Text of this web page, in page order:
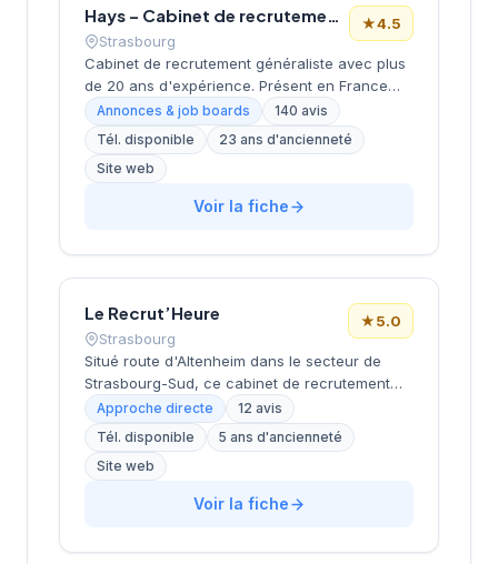
strasbourgeois.
Hays – Cabinet de recrutement Strasbourg
Strasbourg
★4.5
Cabinet de recrutement généraliste avec plus
de 20 ans d'expérience. Présent en France
avec 17 bureaux et plus de 600 experts.
Propose des accompagnements en
recrutement CDI, CDD/TT et freelance.
Positionnement généraliste couvrant tous les
secteurs et niveaux. Forte présence digitale
avec études de rémunérations et guides de
Annonces & job boards
140 avis
Tél. disponible
23 ans d'ancienneté
Site web
Voir la fiche
Le Recrut’Heure
Strasbourg
★5.0
Situé route d'Altenheim dans le secteur de
Strasbourg-Sud, ce cabinet de recrutement
développe ses activités de conseil en
ressources humaines sous la direction de
BONNEAU. La structure affiche une excellente
réputation client avec une note maximale de 5
étoiles sur Google, reflétant la qualité de ses
prestations d'accompagnement professionnel.
Approche directe
12 avis
Tél. disponible
5 ans d'ancienneté
Site web
Voir la fiche